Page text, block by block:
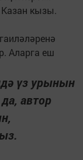
кызы.
Аларга еш
үз урынын
автор